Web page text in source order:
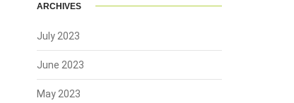
ARCHIVES
July 2023
June 2023
May 2023